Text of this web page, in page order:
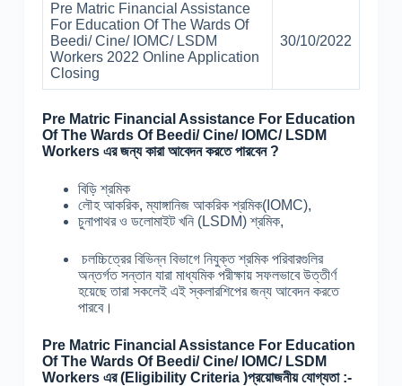
Pre Matric Financial Assistance
For Education Of The Wards Of
Beedi/ Cine/ IOMC/ LSDM
Workers 2022 Online Application
Closing
30/10/2022
Pre Matric Financial Assistance For Education
Of The Wards Of Beedi/ Cine/ IOMC/ LSDM
Workers এর জন্য কারা আবেদন করতে পারবেন ?
বিড়ি শ্রমিক
লৌহ আকরিক, ম্যাঙ্গানিজ আকরিক শ্রমিক(IOMC),
চুনাপাথর ও ডলোমাইট খনি (LSDM) শ্রমিক,
চলচ্চিত্রের বিভিন্ন বিভাগে নিযুক্ত শ্রমিক পরিবারগুলির
অন্তর্গত সন্তান যারা মাধ্যমিক পরীক্ষায় সফলভাবে উত্তীর্ণ
হয়েছে তারা সকলেই এই স্কলারশিপের জন্য আবেদন করতে
পারবে।
Pre Matric Financial Assistance For Education
Of The Wards Of Beedi/ Cine/ IOMC/ LSDM
Workers এর (Eligibility Criteria )প্রয়োজনীয় যোগ্যতা :-